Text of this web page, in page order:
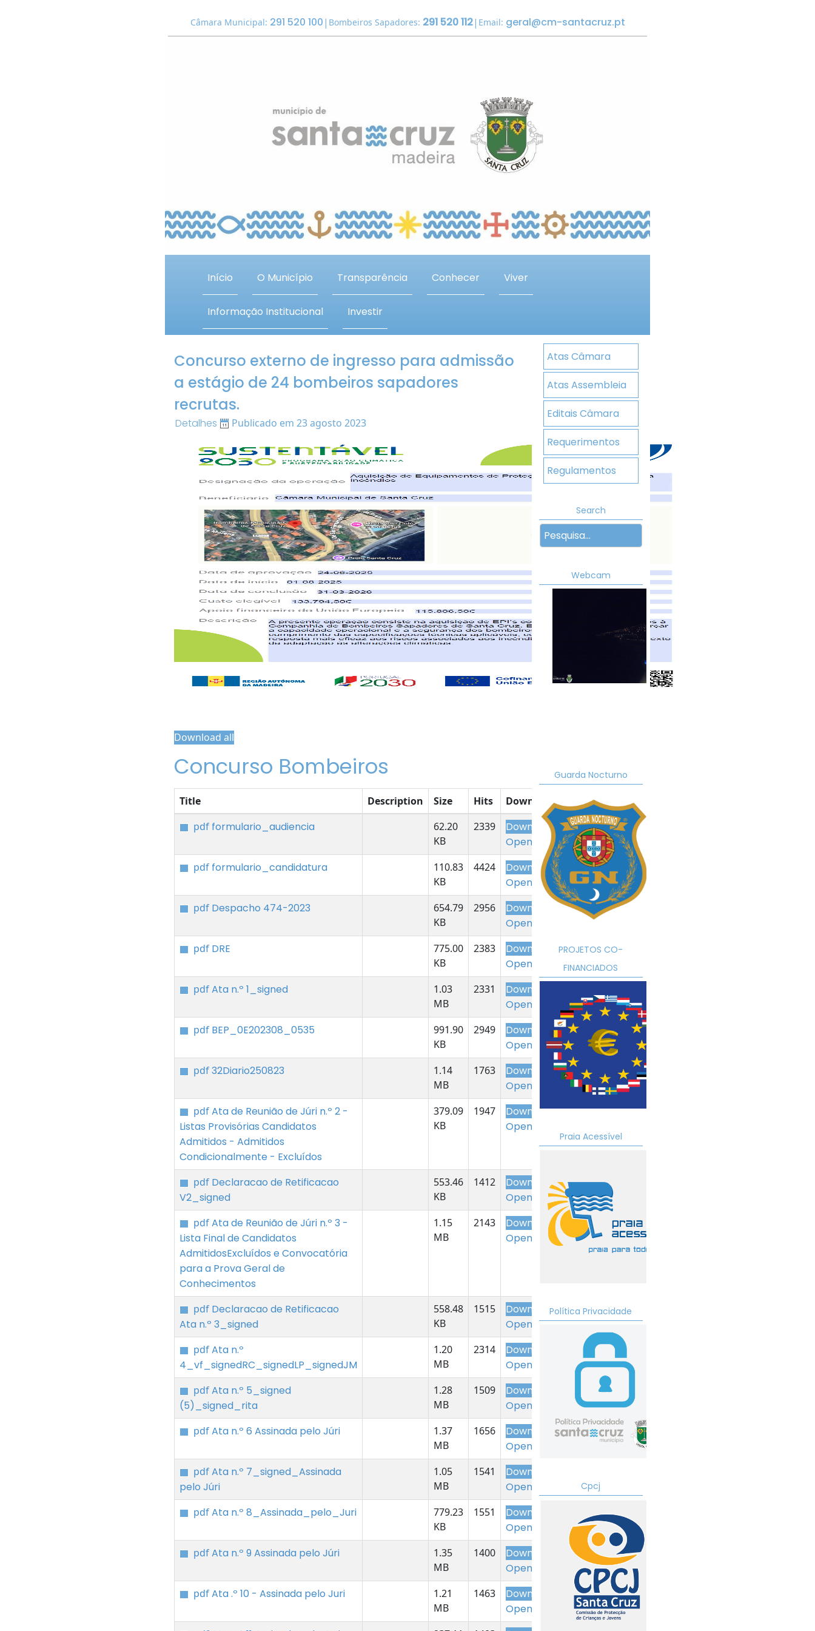
Câmara Municipal: 291 520 100| Bombeiros Sapadores: 291 520 112| Email: geral@cm-santacruz.pt
Início O Município Transparência Conhecer Viver
Informação Institucional Investir
Concurso externo de ingresso para admissão
a estágio de 24 bombeiros sapadores
recrutas.
Detalhes Publicado em 23 agosto 2023
Download all
Concurso Bombeiros
Title Description Size Hits
Download
pdf formulario_audiencia
62.20
KB
2339
Download
Open
pdf formulario_candidatura
110.83
KB
4424
Download
Open
pdf Despacho 474-2023
654.79
KB
2956
Download
Open
pdf DRE
775.00
KB
2383
Download
Open
pdfAta n.º 1_signed
1.03
MB
2331
Download
Open
pdf BEP_0E202308_0535
991.90
KB
2949
Download
Open
pdf32Diario250823
1.14
MB
1763
Download
Open
pdfAta de Reunião de Júri n.º 2 -
Listas Provisórias Candidatos
Admitidos - Admitidos
Condicionalmente - Excluídos
379.09
KB
1947
Download
Open
pdf Declaracao de Retificacao
V2_signed
553.46
KB
1412
Download
Open
pdfAta de Reunião de Júri n.º 3 -
Lista Final de Candidatos
AdmitidosExcluídos e Convocatória
para a Prova Geral de
Conhecimentos
1.15
MB
2143
Download
Open
pdf Declaracao de Retificacao
Ata n.º 3_signed
558.48
KB
1515
Download
Open
pdfAta n.º
4_vf_signedRC_signedLP_signedJM
1.20
MB
2314
Download
Open
pdfAta n.º 5_signed
(5)_signed_rita
1.28
MB
1509
Download
Open
pdfAta n.º 6 Assinada pelo Júri
1.37
MB
1656
Download
Open
pdfAta n.º 7_signed_Assinada
pelo Júri
1.05
MB
1541
Download
Open
pdfAta n.º 8_Assinada_pelo_Juri
779.23
KB
1551
Download
Open
pdfAta n.º 9 Assinada pelo Júri
1.35
MB
1400
Download
Open
pdfAta .º 10 - Assinada pelo Juri
1.21
MB
1463
Download
Open
Atas Câmara
Atas Assembleia
Editais Câmara
Requerimentos
Regulamentos
Search
Webcam
Guarda Nocturno
PROJETOS CO-
FINANCIADOS
Praia Acessível
Política Privacidade
Cpcj